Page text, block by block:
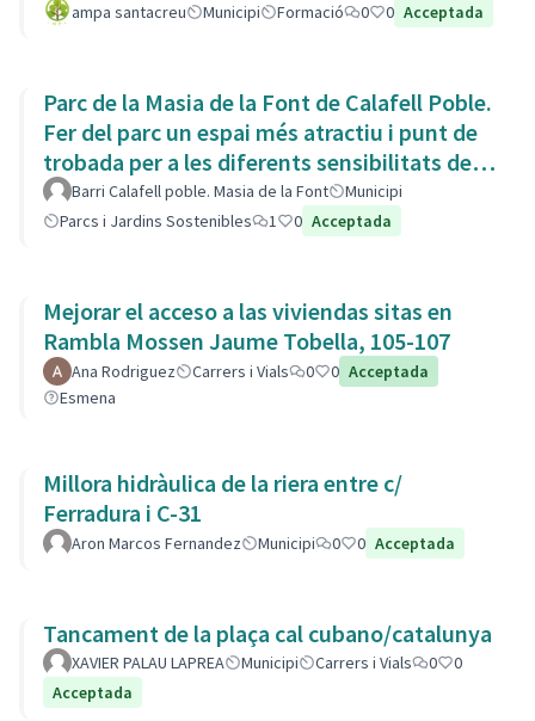
ampa santacreu Municipi Formació 0 0 Acceptada
Parc de la Masia de la Font de Calafell Poble.
Fer del parc un espai més atractiu i punt de
trobada per a les diferents sensibilitats del
barri.Barri Calafell poble. Masia de la Font
Municipi
Parcs i Jardins Sostenibles
1 0 Acceptada
Mejorar el acceso a las viviendas sitas en
Rambla Mossen Jaume Tobella, 105-107
Ana Rodriguez Carrers i Vials 0 0 Acceptada
Esmena
Millora hidràulica de la riera entre c/
Ferradura i C-31
Aron Marcos Fernandez Municipi 0 0 Acceptada
Tancament de la plaça cal cubano/catalunya
XAVIER PALAU LAPREA Municipi Carrers i Vials 0
0
Acceptada